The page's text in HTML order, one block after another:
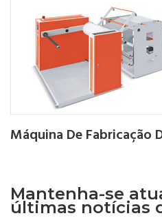
Máquina De Fabricação
Mantenha-se
últimas notícias